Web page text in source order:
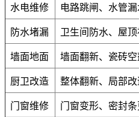
水电维修 电路跳闸、水管
防水堵漏 卫生间防水、屋
墙面地面 墙面翻新、瓷砖
厨卫改造 整体翻新、局部
门窗维修 门窗变形、密封